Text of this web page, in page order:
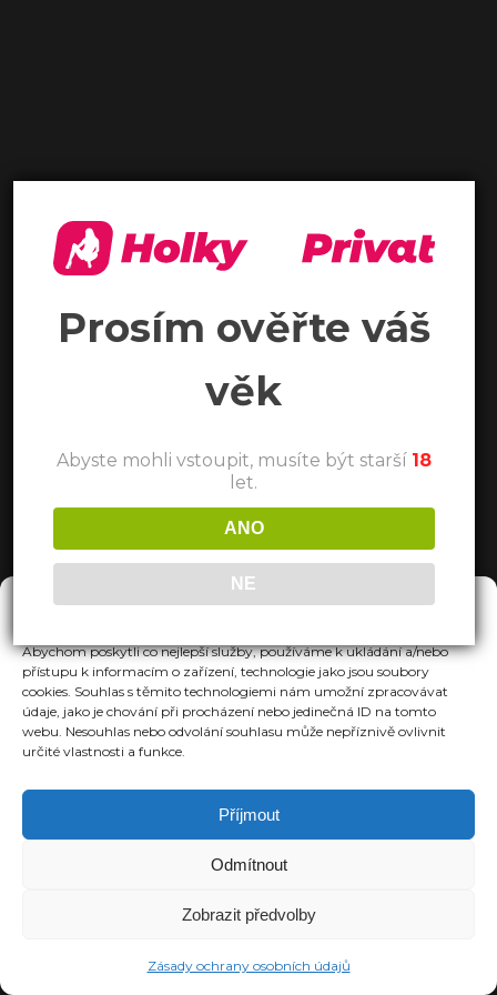
Spravovat Souhlas
Abychom poskytli co nejlepší služby, používáme k ukládání a/nebo
přístupu k informacím o zařízení, technologie jako jsou soubory
cookies. Souhlas s těmito technologiemi nám umožní zpracovávat
údaje, jako je chování při procházení nebo jedinečná ID na tomto
webu. Nesouhlas nebo odvolání souhlasu může nepříznivě ovlivnit
určité vlastnosti a funkce.
Příjmout
Odmítnout
Zobrazit předvolby
Zásady ochrany osobních údajů
Prosím ověřte váš
věk
Abyste mohli vstoupit, musíte být starší 18
let.
ANO
NE